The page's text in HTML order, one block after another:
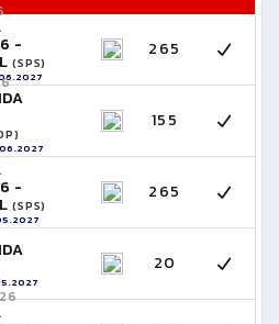
-
(SPS)
265
155
-
(SPS)
265
20